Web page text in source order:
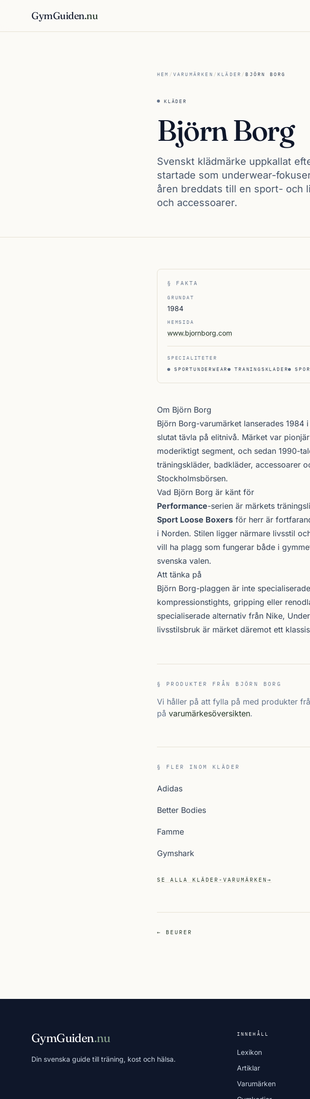
GymGuiden.nu
HEM / VARUMÄRKEN /KLÄDER /BJÖRN BORG
KLÄDER
Björn Borg
Svenskt klädmärke uppkallat
startade som underwear-
åren breddats till en sport- och
och accessoarer.
§ FAKTA
GRUNDAT
1984
HEMSIDA
www.bjornborg.com
SPECIALITETER
SPORTUNDERWEAR
TRANINGSKLADER
Om Björn Borg
Björn Borg-varumärket lanserades
slutat tävla på elitnivå. Märket var
moderiktigt segment, och sedan 1990-
träningskläder, badkläder, accessoarer
Stockholmsbörsen.
Vad Björn Borg är känt för
Performance-serien är märkets
Sport Loose Boxers för herr är
i Norden. Stilen ligger närmare livsstil
vill ha plagg som fungerar både i
svenska valen.
Att tänka på
Björn Borg-plaggen är inte
kompressions­tights, gripping eller
specialiserade alternativ från Nike,
livsstilsbruk är märket däremot ett
§ PRODUKTER FRÅN BJÖRN BORG
Vi håller på att fylla på med produkter
på varumärkesöversikten.
§ FLER INOM KLÄDER
Adidas
Better Bodies
Famme
Gymshark
SE ALLA KLÄDER-VARUMÄRKEN →
← BEURER
GymGuiden.nu
Din svenska guide till träning, kost och hälsa.
INNEHÅLL
Lexikon
Artiklar
Varumärken